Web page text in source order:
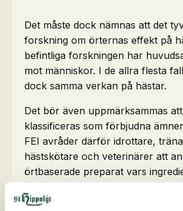
Det måste dock nämnas att det
forskning om örternas effekt på
befintliga forskningen har
mot människor. I de allra flesta
dock samma verkan på hästar.
Det bör även uppmärksammas
klassificeras som förbjudna
FEI avråder därför idrottare,
hästskötare och veterinärer att
örtbaserade preparat vars